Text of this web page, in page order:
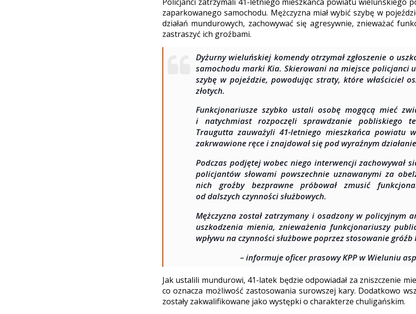
zaparkowanego samochodu. Mężczyzna miał wybić szybę w
działań mundurowych, zachowywać się agresywnie, znieważać
zastraszyć ich groźbami.
Dyżurny wieluńskiej komendy otrzymał zgłoszenie o
samochodu marki Kia. Skierowani na miejsce policjanci
szybę w pojeździe, powodując straty, które właściciel
złotych.
Funkcjonariusze szybko ustali osobę mogącą mieć
i natychmiast rozpoczęli sprawdzanie pobliskiego
Traugutta zauważyli 41-letniego mieszkańca powiatu
zakrwawione ręce i znajdował się pod wyraźnym
Podczas podjętej wobec niego interwencji zachowywał
policjantów słowami powszechnie uznawanymi za
nich groźby bezprawne próbował zmusić
od dalszych czynności służbowych.
Mężczyzna został zatrzymany i osadzony w policyjnym
uszkodzenia mienia, znieważenia funkcjonariuszy
wpływu na czynności służbowe poprzez stosowanie
– informuje oficer prasowy KPP w Wieluniu
Jak ustalili mundurowi, 41-latek będzie odpowiadał za zniszczenie
co oznacza możliwość zastosowania surowszej kary. Dodatkowo
zostały zakwalifikowane jako występki o charakterze chuligańskim.